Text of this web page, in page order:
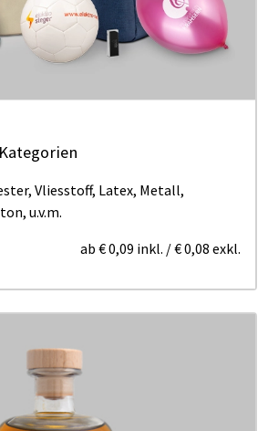
Vliesstoff, Latex, Metall,
u.v.m.
ab € 0,09 inkl. /€ 0,08 exkl.